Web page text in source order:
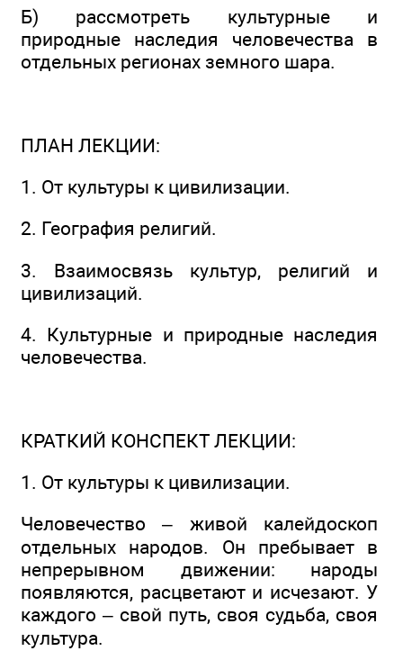
Б) рассмотреть культурные и
природные наследия человечества в
отдельных регионах земного шара.
ПЛАН ЛЕКЦИИ:
1. От культуры к цивилизации.
2. География религий.
3. Взаимосвязь культур, религий и
цивилизаций.
4. Культурные и природные наследия
человечества.
КРАТКИЙ КОНСПЕКТ ЛЕКЦИИ:
1. От культуры к цивилизации.
Человечество – живой калейдоскоп
отдельных народов. Он пребывает в
непрерывном движении: народы
появляются, расцветают и исчезают. У
каждого – свой путь, своя судьба, своя
культура.